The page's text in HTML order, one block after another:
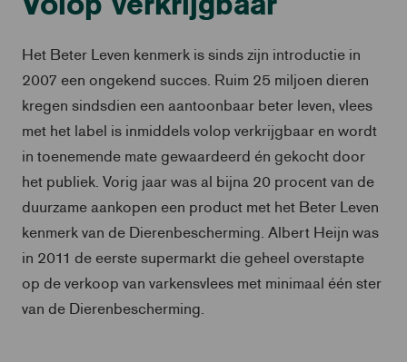
Het Beter Leven kenmerk is sinds zijn introductie in
2007 een ongekend succes. Ruim 25 miljoen dieren
kregen sindsdien een aantoonbaar beter leven, vlees
met het label is inmiddels volop verkrijgbaar en wordt
in toenemende mate gewaardeerd én gekocht door
het publiek. Vorig jaar was al bijna 20 procent van de
duurzame aankopen een product met het Beter Leven
kenmerk van de Dierenbescherming. Albert Heijn was
in 2011 de eerste supermarkt die geheel overstapte
op de verkoop van varkensvlees met minimaal één ster
van de Dierenbescherming.